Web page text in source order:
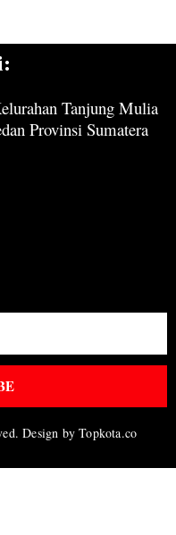
Tanjung Mulia
Provinsi Sumatera
Design by Topkota.co